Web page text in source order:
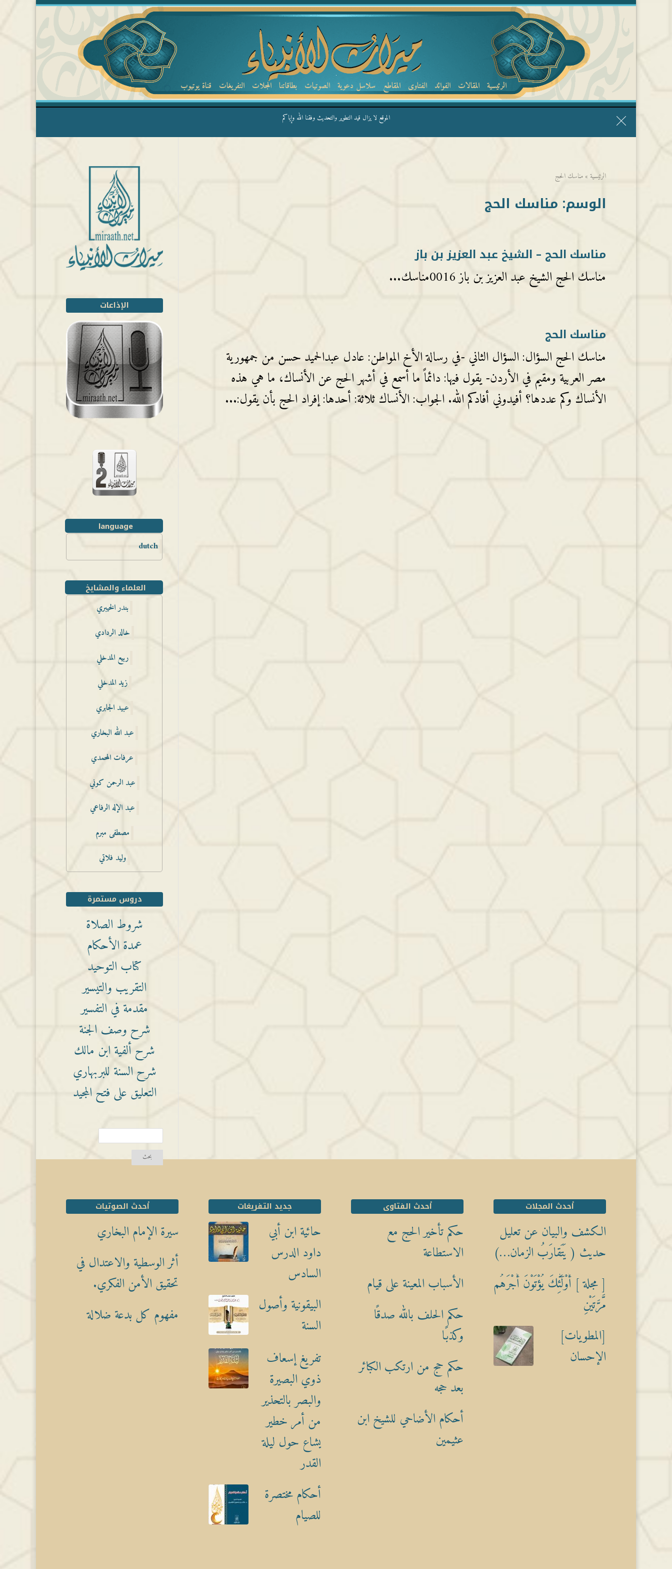
الرئيسية المقالات الفوائد الفتاوى المقاطع سلاسل دعوية الصوتيات بطاقاتنا المجلات التفريغات قناة يوتيوب
الموقع لا يزال قيد التطوير والتحديث وفقنا الله وإياكم
الرئيسية » مناسك الحج
الوسم: مناسك الحج
مناسك الحج – الشيخ عبد العزيز بن باز
مناسك الحج الشيخ عبد العزيز بن باز 0016مناسك...
مناسك الحج
مناسك الحج السؤال: السؤال الثاني -في رسالة الأخ المواطن: عادل عبدالحميد حسن من جمهورية
مصر العربية ومقيم في الأردن- يقول فيها: دائماً ما أسمع في أشهر الحج عن الأنساك، ما هي هذه
الأنساك وكم عددها؟ أفيدوني أفادكم الله. الجواب: الأنساك ثلاثة: أحدها: إفراد الحج بأن يقول:...
الإذاعات
language
dutch
العلماء والمشايخ
بندر الخيبري
خالد الردادي
ربيع المدخلي
زيد المدخلي
عبيد الجابري
عبد الله البخاري
عرفات المحمدي
عبد الرحمن كوني
عبد الإله الرفاعي
مصطفى مبرم
وليد فلاتي
دروس مستمرة
شروط الصلاة
عمدة الأحكام
كتاب التوحيد
التقريب والتيسير
مقدمة في التفسير
شرح وصف الجنة
شرح ألفية ابن مالك
شرح السنة للبربهاري
التعليق على فتح المجيد
أحدث المجلات
الكشف والبيان عن تعليل
حديث ( يَتَقارَبُ الزمان…)
[ مجلة ] أُوْلَٰٓئِكَ يُؤْتَوْنَ أَجْرَهُم
مَّرَّتَيْنِ
[المطويات]
الإحسان
أحدث الفتاوى
حكم تأخير الحج مع
الاستطاعة
الأسباب المعينة على قيام
حكم الحلف بالله صدقًا
وكذبًا
حكم حج من ارتكب الكبائر
بعد حجه
أحكام الأضاحي للشيخ ابن
عثيمين
جديد التفريغات
حائية ابن أبي
داود الدرس
السادس
البيقونية وأصول
السنة
تفريغ إسعاف
ذوي البصيرة
والبصر بالتحذير
من أمر خطير
يشاع حول ليلة
القدر
أحكام مختصرة
للصيام
أحدث الصوتيات
سيرة الإمام البخاري
أثر الوسطية والاعتدال في
تحقيق الأمن الفكري.
مفهوم كل بدعة ضلالة